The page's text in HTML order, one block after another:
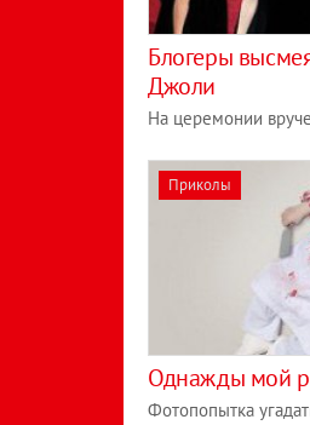
Блогеры
Джоли
На церемонии
Приколы
Однажды мой
Фотопопытка